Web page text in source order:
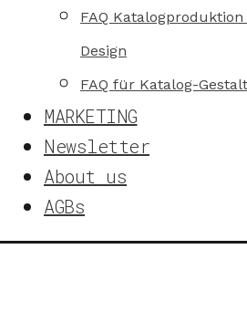
FAQ
Design
FAQ für Katalog-
MARKETING
Newsletter
About us
AGBs